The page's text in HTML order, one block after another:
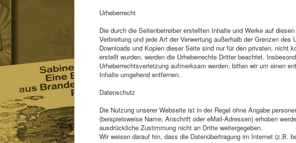
Urheberrecht
Die durch die Seitenbetreiber erstellten Inhalte und Werke auf
Verbreitung und jede Art der Verwertung außerhalb der Grenzen
Downloads und Kopien dieser Seite sind nur für den privaten, nicht
erstellt wurden, werden die Urheberrechte Dritter beachtet.
Urheberrechtsverletzung aufmerksam werden, bitten wir um einen
Inhalte umgehend entfernen.
Datenschutz
Die Nutzung unserer Webseite ist in der Regel ohne Angabe
(beispielsweise Name, Anschrift oder eMail-Adressen) erhoben
ausdrückliche Zustimmung nicht an Dritte weitergegeben.
Wir weisen darauf hin, dass die Datenübertragung im Internet (z.B.